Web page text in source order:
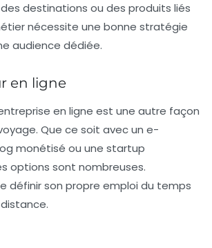
destinations ou des produits liés
nécessite une bonne stratégie
audience dédiée.
en ligne
en ligne est une autre façon
. Que ce soit avec un e-
monétisé ou une startup
options sont nombreuses.
définir son propre emploi du temps